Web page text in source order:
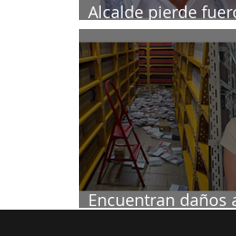
Alcalde pierde
investigado por
periodista
Encuentran daños